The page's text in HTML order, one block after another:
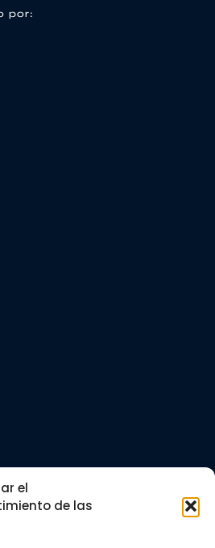
el
de las
por: